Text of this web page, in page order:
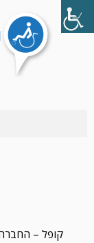
קופל – החברה